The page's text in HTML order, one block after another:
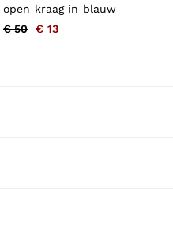
open kraag in blauw
€ 50
€ 13